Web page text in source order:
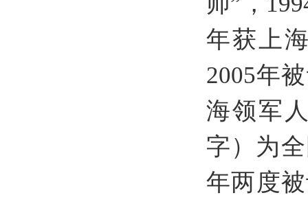
年获上
2005年
海领军
字）为
年两度